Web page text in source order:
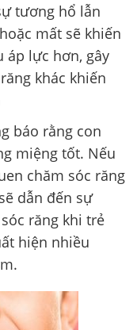
tương hổ lẫn
mất sẽ khiến
áp lực hơn, gây
khác khiến
báo rằng con
miệng tốt. Nếu
chăm sóc răng
dẫn đến sự
răng khi trẻ
hiện nhiều